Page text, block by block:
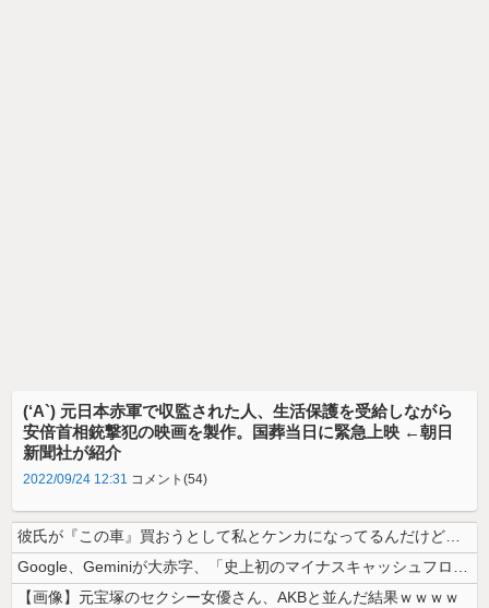
(‘A`) 元日本赤軍で収監された人、生活保護を受給しながら
安倍首相銃撃犯の映画を製作。国葬当日に緊急上映 ←朝日
新聞社が紹介
2022/09/24 12:31 コメント(54)
彼氏が『この車』買おうとして私とケンカになってるんだけどｗｗｗｗｗｗ
Google、Geminiが大赤字、「史上初のマイナスキャッシュフロー...
【画像】元宝塚のセクシー女優さん、AKBと並んだ結果ｗｗｗｗ